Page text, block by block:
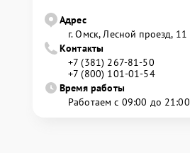
Адрес
г. Омск, ​Лесной проезд, 11
Контакты
+7 (381) 267-81-50
+7 (800) 101-01-54
Время работы
Работаем с 09:00 до 21:00